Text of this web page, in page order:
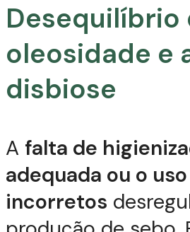
Desequilíbrio
oleosidade e
disbiose
A falta de
adequada ou o
incorretos